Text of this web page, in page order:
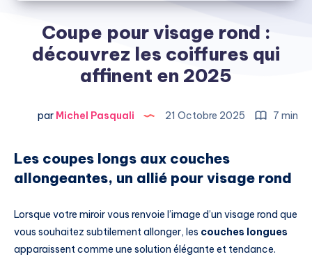
Coupe pour visage rond :
découvrez les coiffures qui
affinent en 2025
parMichel Pasquali 21 Octobre 2025 7 min
Les coupes longs aux couches
allongeantes, un allié pour visage rond
Lorsque votre miroir vous renvoie l’image d’un visage rond que
vous souhaitez subtilement allonger, les couches longues
apparaissent comme une solution élégante et tendance.